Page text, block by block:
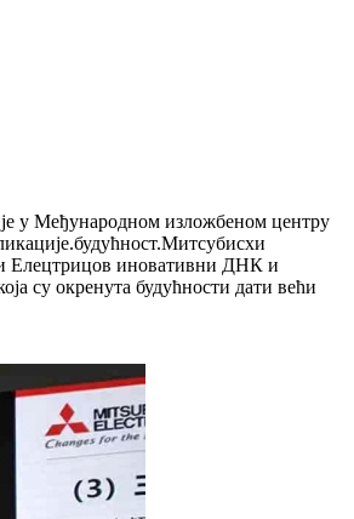
у Међународном изложбеном центру
Елецтрицов иновативни ДНК и
су окренута будућности дати већи